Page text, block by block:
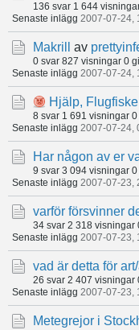
136 svar 1 644
Senaste inlägg 2007-07-24,
Makrill av
0 svar 827 visningar 0
Senaste inlägg 2007-07-24,
Hjälp,
8 svar 1 691 visningar 0
Senaste inlägg 2007-07-24,
Har någon av er
9 svar 3 094 visningar 0
Senaste inlägg 2007-07-23,
varför försvinner
34 svar 2 318 visningar
Senaste inlägg 2007-07-23,
vad är detta för
26 svar 2 407 visningar
Senaste inlägg 2007-07-23,
Metegrejor i